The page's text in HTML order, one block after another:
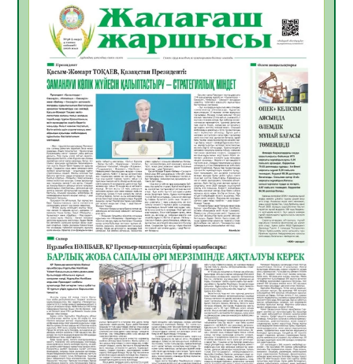
06.08.2026
Инфекциялық ауруларға қарсы иммундау
жұмыстарының тиімділігі
06.08.2026
49
Көкжөтел ауруы туралы
06.08.2026
45
АПВ вакцинасы туралы мәлімет
06.08.2026
44
Open Air: Қызылорда облысы полиция
департаменті 20 мыңнан астам
көрерменнің қауіпсіздігін қамтамасыз етті
06.08.2026
58
ҚЫЗЫЛОРДАДА «САНАЛЫ ҰРПАҚ –
ЖАРҚЫН БОЛАШАҚ» АТТЫ КЕҢЕЙТІЛГЕН
МӘЖІЛІС ӨТТІ
05.08.2026
58